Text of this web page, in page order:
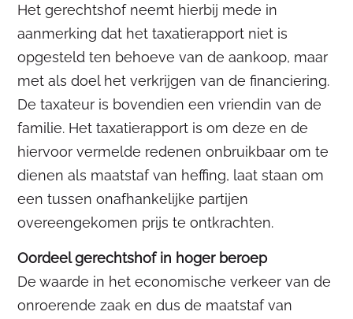
Het gerechtshof neemt hierbij mede in
aanmerking dat het taxatierapport niet is
opgesteld ten behoeve van de aankoop, maar
met als doel het verkrijgen van de financiering.
De taxateur is bovendien een vriendin van de
familie. Het taxatierapport is om deze en de
hiervoor vermelde redenen onbruikbaar om te
dienen als maatstaf van heffing, laat staan om
een tussen onafhankelijke partijen
overeengekomen prijs te ontkrachten.
Oordeel gerechtshof in hoger beroep
De waarde in het economische verkeer van de
onroerende zaak en dus de maatstaf van